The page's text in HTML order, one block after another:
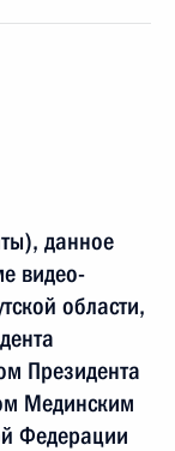
данное
видео-
области,
Президента
Мединским
Федерации